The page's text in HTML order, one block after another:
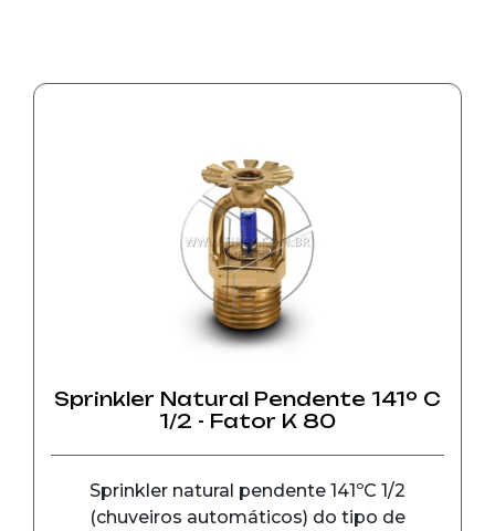
Sprinkler Natural Pendente 141º C
1/2 - Fator K 80
Sprinkler natural pendente 141ºC 1/2
(chuveiros automáticos) do tipo de